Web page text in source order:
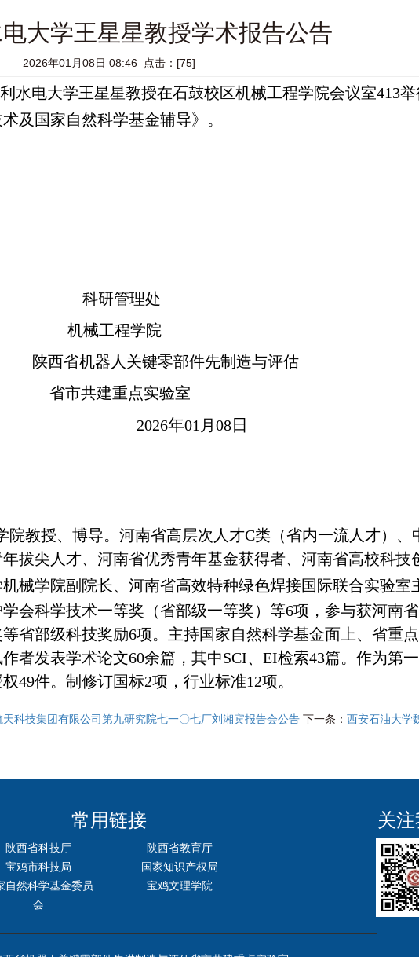
大学王星星教授学术报告公告
2026年01月08日 08:46 点击：[75]
水电大学王星星教授在石鼓校区机械工程学院会议室413
及国家自然科学基金辅导》。
管理处
工程学院
器人关键零部件先制造与评估
建重点实验室
2026年01月08日
教授、博导。河南省高层次人才C类（省内一流人才）、
拔尖人才、河南省优秀青年基金获得者、河南省高校科技
械学院副院长、河南省高效特种绿色焊接国际联合实验室
会科学技术一等奖（省部级一等奖）等6项，参与获河南
省部级科技奖励6项。 主持国家自然科学基金面上、省重
者发表学术论文60余篇，其中SCI、EI检索43篇。作为第
49件。制修订国标2项，行业标准12项。
天科技集团有限公司第九研究院七一〇七厂刘湘宾报告会公告 下一条： 西安石油大学
常用链接
陕西省科技厅
宝鸡市科技局
自然科学基金委员
会
陕西省教育厅
国家知识产权局
宝鸡文理学院
关